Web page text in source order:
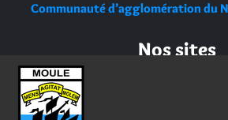
Communauté d’agglomération du
Nos sites
Portail des Médiathèques Nord